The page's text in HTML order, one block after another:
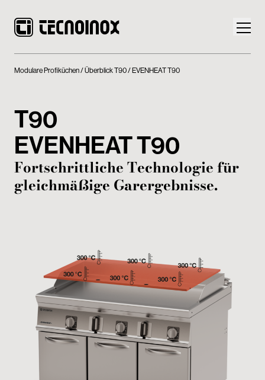
Produkte
Die Welt von Tecnoinox
News
Passwortgeschützter Bereich
Modulare Profiküchen Überblick T90 EVENHEAT T90
T90
EVENHEAT T90
Fortschrittliche Technologie für
gleichmäßige Garergebnisse.